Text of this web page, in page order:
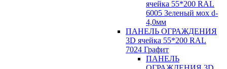
ячейка 55*200 RAL
6005 Зеленый мох d-
4,0мм
ПАНЕЛЬ ОГРАЖДЕНИЯ
3D ячейка 55*200 RAL
7024 Графит
ПАНЕЛЬ